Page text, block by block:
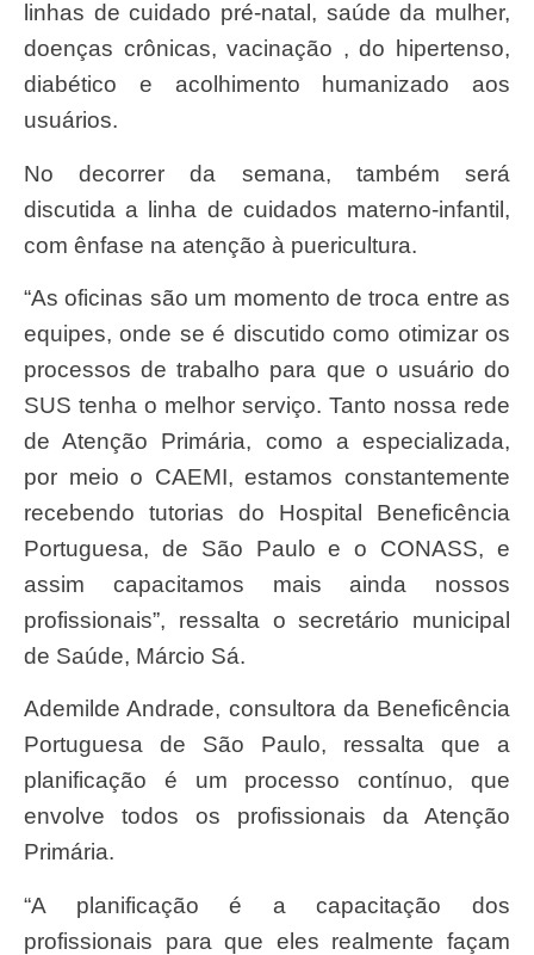
linhas de cuidado pré-natal, saúde da mulher,
doenças crônicas, vacinação , do hipertenso,
diabético e acolhimento humanizado aos
usuários.
No decorrer da semana, também será
discutida a linha de cuidados materno-infantil,
com ênfase na atenção à puericultura.
“As oficinas são um momento de troca entre as
equipes, onde se é discutido como otimizar os
processos de trabalho para que o usuário do
SUS tenha o melhor serviço. Tanto nossa rede
de Atenção Primária, como a especializada,
por meio o CAEMI, estamos constantemente
recebendo tutorias do Hospital Beneficência
Portuguesa, de São Paulo e o CONASS, e
assim capacitamos mais ainda nossos
profissionais”, ressalta o secretário municipal
de Saúde, Márcio Sá.
Ademilde Andrade, consultora da Beneficência
Portuguesa de São Paulo, ressalta que a
planificação é um processo contínuo, que
envolve todos os profissionais da Atenção
Primária.
“A planificação é a capacitação dos
profissionais para que eles realmente façam